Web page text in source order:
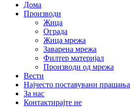
Дома
Производи
Жица
Ограда
Жица мрежа
Заварена мрежа
Филтер материјал
Производи од мрежа
Вести
Најчесто поставувани прашања
За нас
Контактирајте не